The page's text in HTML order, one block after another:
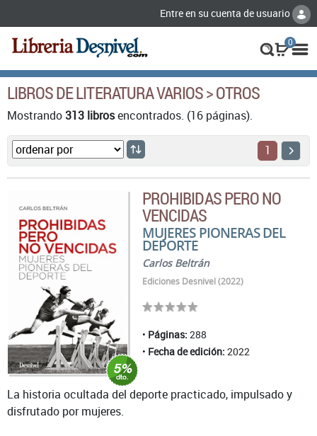
Entre en su cuenta de usuario
0
LIBROS DE LITERATURA VARIOS > OTROS
Mostrando313 librosencontrados. (16 páginas).
1
PROHIBIDAS PERO NO
VENCIDAS
MUJERES PIONERAS DEL
DEPORTE
Carlos Beltrán
Ediciones Desnivel (2022)
Páginas: 288
Fecha de edición: 2022
La historia ocultada del deporte practicado, impulsado y
disfrutado por mujeres.